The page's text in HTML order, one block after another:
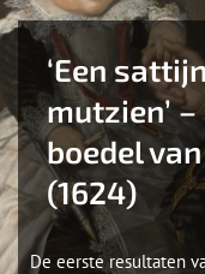
‘Een
mutzien’
boedel
(1624)
De eerste resultaten